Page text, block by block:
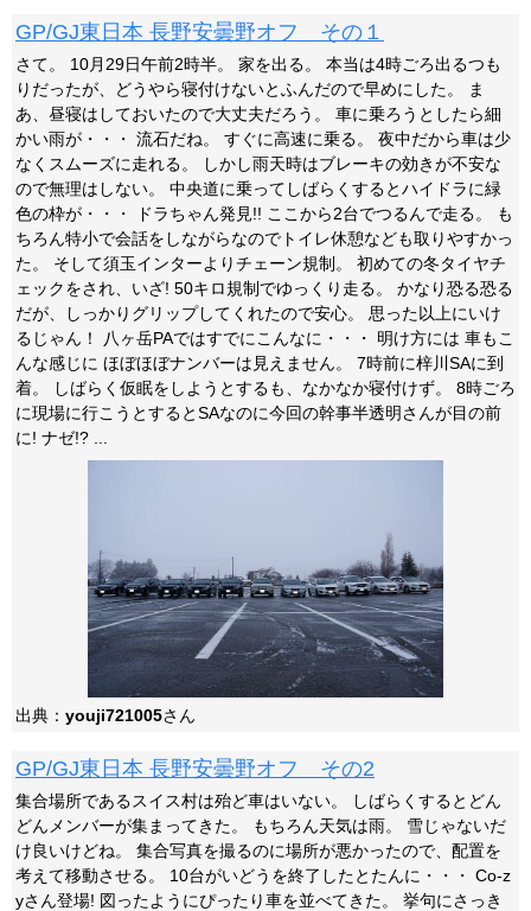
GP/GJ東日本 長野安曇野オフ その１
さて。 10月29日午前2時半。 家を出る。 本当は4時ごろ出るつも
りだったが、どうやら寝付けないとふんだので早めにした。 ま
あ、昼寝はしておいたので大丈夫だろう。 車に乗ろうとしたら細
かい雨が・・・ 流石だね。 すぐに高速に乗る。 夜中だから車は少
なくスムーズに走れる。 しかし雨天時はブレーキの効きが不安な
ので無理はしない。 中央道に乗ってしばらくするとハイドラに緑
色の枠が・・・ ドラちゃん発見!! ここから2台でつるんで走る。 も
ちろん特小で会話をしながらなのでトイレ休憩なども取りやすかっ
た。 そして須玉インターよりチェーン規制。 初めての冬タイヤチ
ェックをされ、いざ! 50キロ規制でゆっくり走る。 かなり恐る恐る
だが、しっかりグリップしてくれたので安心。 思った以上にいけ
るじゃん！ 八ヶ岳PAではすでにこんなに・・・ 明け方には 車もこ
んな感じに ほぼほぼナンバーは見えません。 7時前に梓川SAに到
着。 しばらく仮眠をしようとするも、なかなか寝付けず。 8時ごろ
に現場に行こうとするとSAなのに今回の幹事半透明さんが目の前
に! ナゼ!? ...
出典： youji721005さん
GP/GJ東日本 長野安曇野オフ その2
集合場所であるスイス村は殆ど車はいない。 しばらくするとどん
どんメンバーが集まってきた。 もちろん天気は雨。 雪じゃないだ
け良いけどね。 集合写真を撮るのに場所が悪かったので、配置を
考えて移動させる。 10台がいどうを終了したとたんに・・・ Co-z
yさん登場! 図ったようにぴったり車を並べてきた。 挙句にさっき